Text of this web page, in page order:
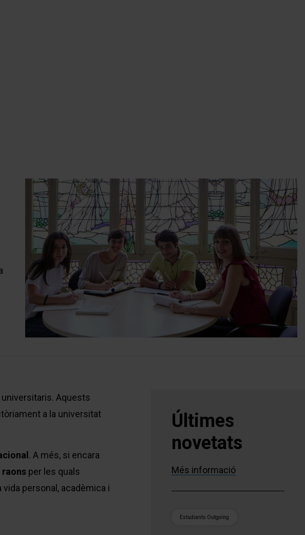
Aquests
a la universitat
. A més, si encara
raons per les quals
personal, acadèmica i
Últimes
novetats
Més informació
Estudiants Outgoing